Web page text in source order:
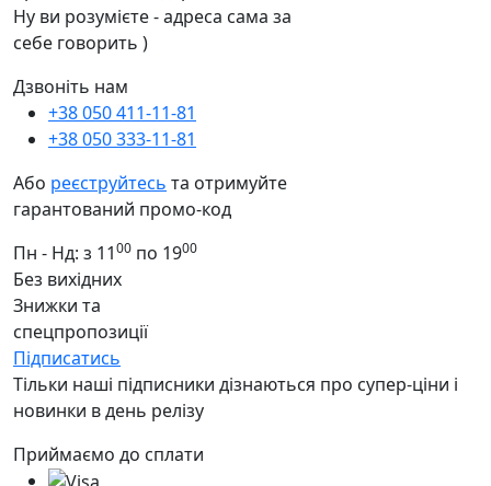
Ну ви розумієте - адреса сама за
себе говорить )
Дзвоніть нам
+38 050 411-11-81
+38 050 333-11-81
Або реєструйтесь та отримуйте
гарантований промо-код
Пн - Нд: з 1100 по 1900
Без вихідних
Знижки та
спецпропозиції
Підписатись
Тільки наші підписники дізнаються про супер-ціни і
новинки в день релізу
Приймаємо до сплати